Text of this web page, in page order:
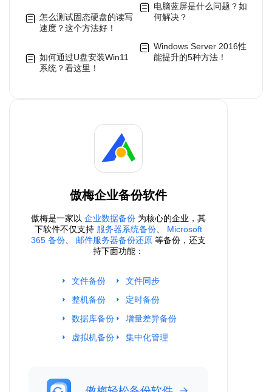
怎么测试固态硬盘的读写
速度？这个方法好！
如何通过U盘安装Win11
系统？看这里！
电脑蓝屏是什么问题？如
何解决？
Windows Server 2016性
能提升的5种方法！
傲梅企业备份软件
傲梅是一家以 企业数据备份 为核心的企业，其
下软件不仅支持 服务器系统备份
Microsoft
365 备份
邮件服务器备份还原 等备份，还支
持下面功能：
文件备份
整机备份
数据库备份
虚拟机备份
文件同步
定时备份
增量差异备份
集中化管理